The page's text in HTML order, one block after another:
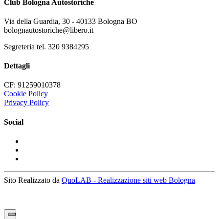
Club Bologna Autostoriche
Via della Guardia, 30 - 40133 Bologna BO
bolognautostoriche@libero.it
Segreteria tel. 320 9384295
Dettagli
CF: 91259010378
Cookie Policy
Privacy Policy
Social
Sito Realizzato da QuoLAB - Realizzazione siti web Bologna
X